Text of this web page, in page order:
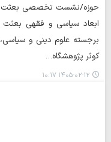
حوزه/نشست تخصصی بعثت
ابعاد سیاسی و فقهی
کوثر پژوهشگاه…
۱۴۰۵-۰۲-۱۲ ۱۰:۱۷